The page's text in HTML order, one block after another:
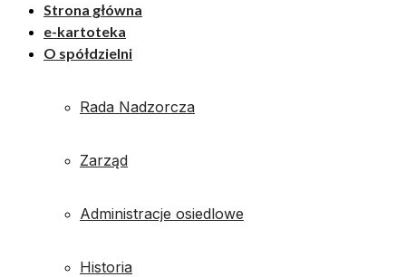
Strona główna
e-kartoteka
O spółdzielni
Rada Nadzorcza
Zarząd
Administracje osiedlowe
Historia